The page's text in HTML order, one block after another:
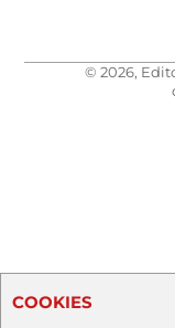
© 2026,
COOKIES